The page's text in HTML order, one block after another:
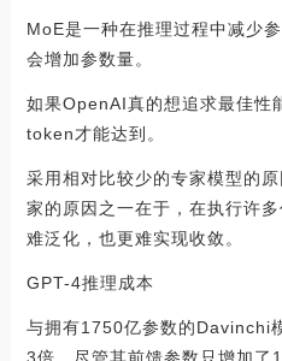
MoE是一种在推理过程中减少
会增加参数量。
如果OpenAI真的想追求最佳性
token才能达到。
采用相对比较少的专家模型的
家的原因之一在于，在执行许
难泛化，也更难实现收敛。
GPT-4推理成本
与拥有1750亿参数的Davinchi